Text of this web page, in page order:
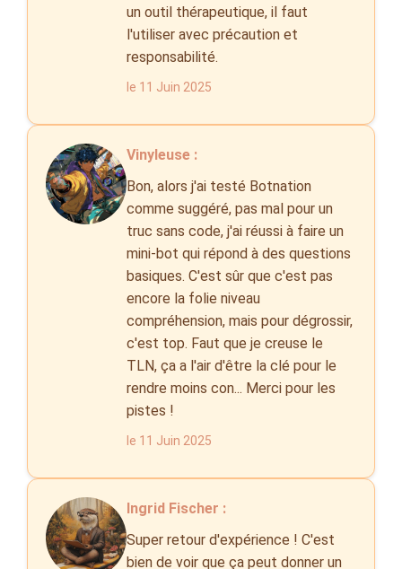
un outil thérapeutique, il faut
l'utiliser avec précaution et
responsabilité.
le 11 Juin 2025
Vinyleuse :
Bon, alors j'ai testé Botnation
comme suggéré, pas mal pour un
truc sans code, j'ai réussi à faire un
mini-bot qui répond à des questions
basiques. C'est sûr que c'est pas
encore la folie niveau
compréhension, mais pour dégrossir,
c'est top. Faut que je creuse le
TLN, ça a l'air d'être la clé pour le
rendre moins con... Merci pour les
pistes !
le 11 Juin 2025
Ingrid Fischer :
Super retour d'expérience ! C'est
bien de voir que ça peut donner un